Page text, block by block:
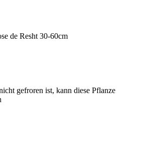
de Resht 30-60cm
gefroren ist, kann diese Pflanze